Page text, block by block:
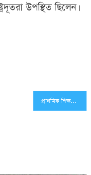
উপস্থিত ছিলেন।
প্রাথমিক শিক্ষক নিয়োগ পরীক্ষায় পাস ৫৫ হাজার ২৯৫, যেভাবে দেখবেন ফলাফল